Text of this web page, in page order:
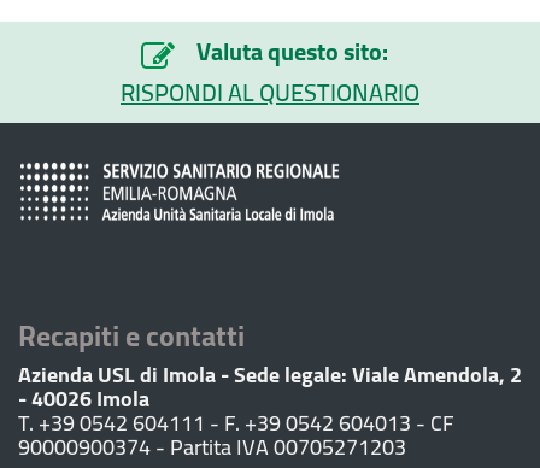
Valuta questo sito:
RISPONDI AL QUESTIONARIO
Recapiti e contatti
Azienda USL di Imola - Sede legale: Viale Amendola, 2
- 40026 Imola
T. +39 0542 604111 - F. +39 0542 604013 - CF
90000900374 - Partita IVA 00705271203